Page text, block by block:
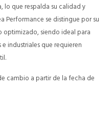
lo que respalda su calidad y
Performance se distingue por su
optimizado, siendo ideal para
industriales que requieren
cambio a partir de la fecha de